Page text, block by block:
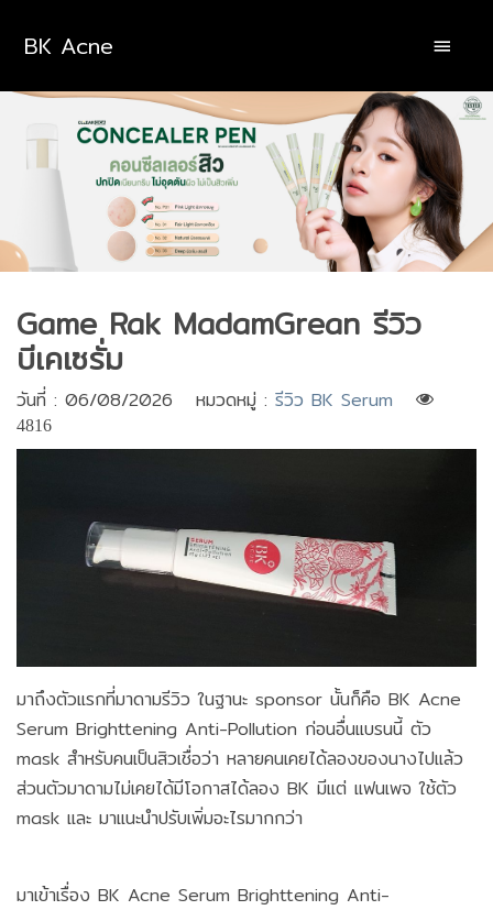
BK Acne
Game Rak MadamGrean รีวิว
บีเคเซรั่ม
วันที่ : 06/08/2026 หมวดหมู่ : รีวิว BK Serum
4816
มาถึงตัวแรกที่มาดามรีวิว ในฐานะ sponsor นั้นก็คือ BK Acne
Serum Brighttening Anti-Pollution ก่อนอื่นแบรนนี้ ตัว
mask สำหรับคนเป็นสิวเชื่อว่า หลายคนเคยได้ลองของนางไปแล้ว
ส่วนตัวมาดามไม่เคยได้มีโอกาสได้ลอง BK มีแต่ แฟนเพจ ใช้ตัว
mask และ มาแนะนำปรับเพิ่มอะไรมากกว่า
มาเข้าเรื่อง BK Acne Serum Brighttening Anti-